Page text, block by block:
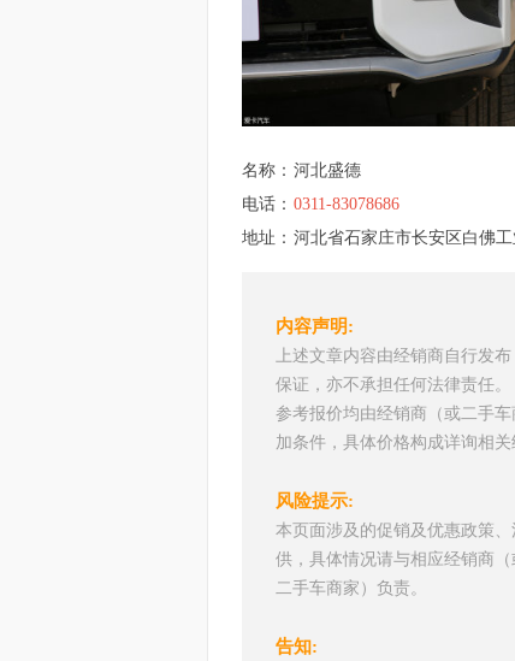
名称： 河北盛德
电话： 0311-83078686
地址： 河北省石家庄市长安区白佛
内容声明:
上述文章内容由经销商自行发
保证，亦不承担任何法律责任。
参考报价均由经销商（或二手
加条件，具体价格构成详询相关
风险提示:
本页面涉及的促销及优惠政策
供，具体情况请与相应经销商
二手车商家）负责。
告知: